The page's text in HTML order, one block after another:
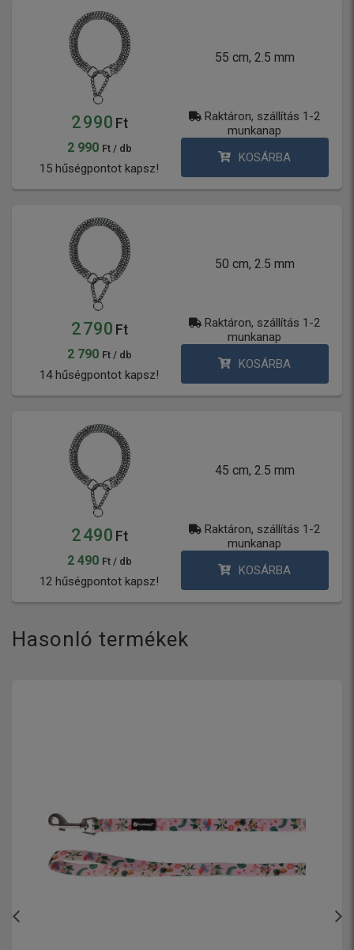
55 cm, 2.5 mm
2 990 Ft
2 990 Ft / db
15 hűségpontot kapsz!
Raktáron, szállítás 1-2
munkanap
KOSÁRBA
50 cm, 2.5 mm
2 790 Ft
2 790 Ft / db
14 hűségpontot kapsz!
Raktáron, szállítás 1-2
munkanap
KOSÁRBA
45 cm, 2.5 mm
2 490 Ft
2 490 Ft / db
12 hűségpontot kapsz!
Raktáron, szállítás 1-2
munkanap
KOSÁRBA
Hasonló termékek